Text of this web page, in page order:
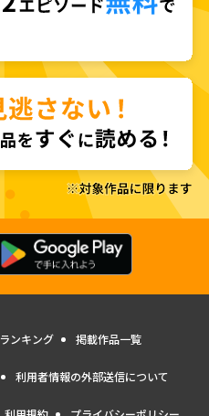
ランキング 掲載作品一覧
利用者情報の外部送信について